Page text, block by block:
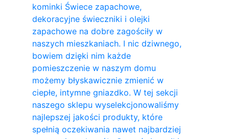
kominki Świece zapachowe,
dekoracyjne świeczniki i olejki
zapachowe na dobre zagościły w
naszych mieszkaniach. I nic dziwnego,
bowiem dzięki nim każde
pomieszczenie w naszym domu
możemy błyskawicznie zmienić w
ciepłe, intymne gniazdko. W tej sekcji
naszego sklepu wyselekcjonowaliśmy
najlepszej jakości produkty, które
spełnią oczekiwania nawet najbardziej